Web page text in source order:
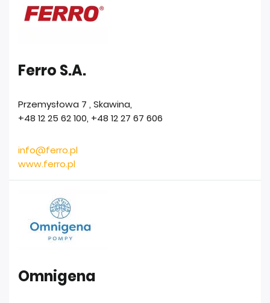
Ferro S.A.
Przemysłowa 7 , Skawina,
+48 12 25 62 100, +48 12 27 67 606
info@ferro.pl
www.ferro.pl
Omnigena